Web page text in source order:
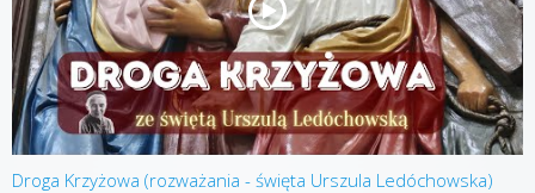
Droga Krzyżowa (rozważania - święta Urszula Ledóchowska)